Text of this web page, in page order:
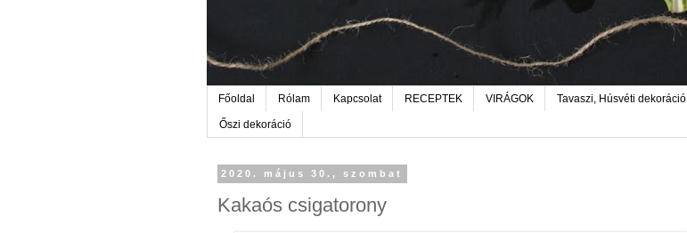
Főoldal Rólam Kapcsolat RECEPTEK VIRÁGOK Tavaszi, Húsvéti dekoráció
Őszi dekoráció
2020. május 30., szombat
Kakaós csigatorony